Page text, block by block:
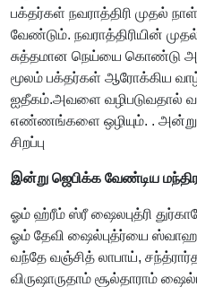
பக்தர்கள் நவராத்திரி முதல்
வேண்டும். நவராத்திரியின்
சுத்தமான நெய்யை கொண்டு
மூலம் பக்தர்கள் ஆரோக்கிய
ஐதீகம்.அவளை வழிபடுவதால்
எண்ணங்களை ஒழியும். .
சிறப்பு
இன்று ஜெபிக்க வேண்டிய
ஓம் ஹ்ரீம் ஸ்ரீ ஷைலபுத்ரி
ஓம் தேவி ஷைல்புத்ர்யை
வந்தே வஞ்சித் லாபாய்,
விருஷாருதாம் சூல்தாராம்